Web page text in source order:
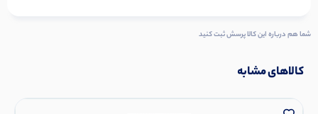
شما هم درباره این کالا پرسش ثبت کنید
کالاهای مشابه